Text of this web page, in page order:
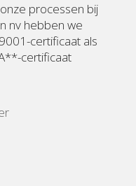
processen bij
nv hebben we
certificaat als
certificaat